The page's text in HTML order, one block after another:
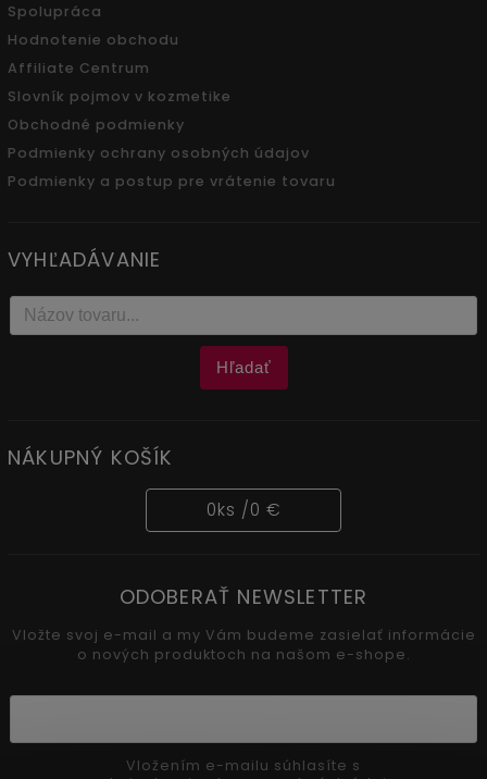
Spolupráca
Hodnotenie obchodu
Affiliate Centrum
Slovník pojmov v kozmetike
Obchodné podmienky
Podmienky ochrany osobných údajov
Podmienky a postup pre vrátenie tovaru
VYHĽADÁVANIE
Hľadať
NÁKUPNÝ KOŠÍK
0ks /0 €
ODOBERAŤ NEWSLETTER
Vložte svoj e-mail a my Vám budeme zasielať informácie
o nových produktoch na našom e-shope.